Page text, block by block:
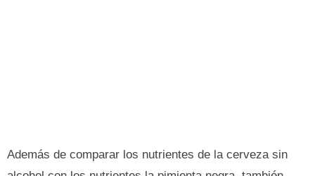
Además de comparar los nutrientes de la cerveza sin